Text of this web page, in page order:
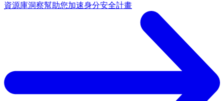
資源庫洞察幫助您加速身分安全計畫